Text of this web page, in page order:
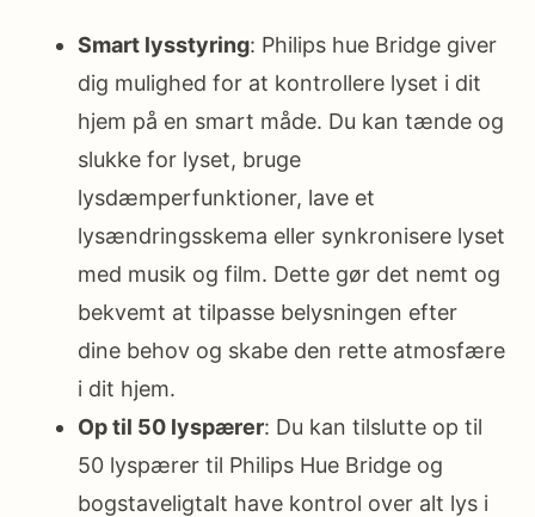
Smart lysstyring: Philips hue Bridge giver
dig mulighed for at kontrollere lyset i dit
hjem på en smart måde. Du kan tænde og
slukke for lyset, bruge
lysdæmperfunktioner, lave et
lysændringsskema eller synkronisere lyset
med musik og film. Dette gør det nemt og
bekvemt at tilpasse belysningen efter
dine behov og skabe den rette atmosfære
i dit hjem.
Op til 50 lyspærer: Du kan tilslutte op til
50 lyspærer til Philips Hue Bridge og
bogstaveligtalt have kontrol over alt lys i